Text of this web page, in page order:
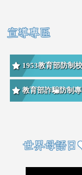
宣導專區
1953教育部防制
教育部詐騙防制
右邊區域內容
世界母語